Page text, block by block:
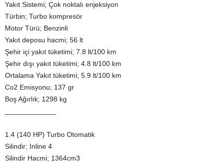
Yakıt Sistemi; Çok noktalı enjeksiyon
Türbin; Turbo kompresör
Motor Türü; Benzinli
Yakıt deposu hacmi; 56 lt
Şehir içi yakıt tüketimi; 7.8 lt/100 km
Şehir dışı yakıt tüketimi; 4.8 lt/100 km
Ortalama Yakıt tüketimi; 5.9 lt/100 km
Co2 Emisyonu; 137 gr
Boş Ağırlık; 1298 kg
1.4 (140 HP) Turbo Otomatik
Silindir; Inline 4
Silindir Hacmi; 1364cm3